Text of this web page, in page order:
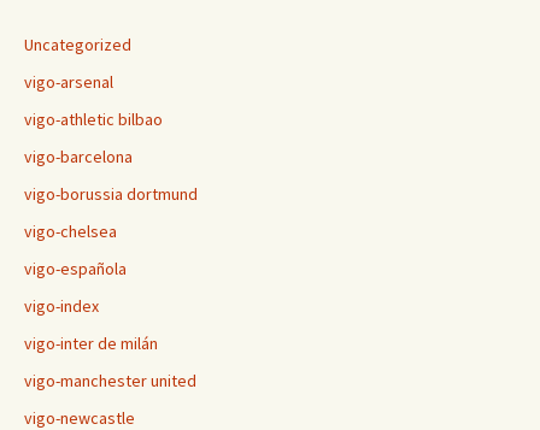
Uncategorized
vigo-arsenal
vigo-athletic bilbao
vigo-barcelona
vigo-borussia dortmund
vigo-chelsea
vigo-española
vigo-index
vigo-inter de milán
vigo-manchester united
vigo-newcastle